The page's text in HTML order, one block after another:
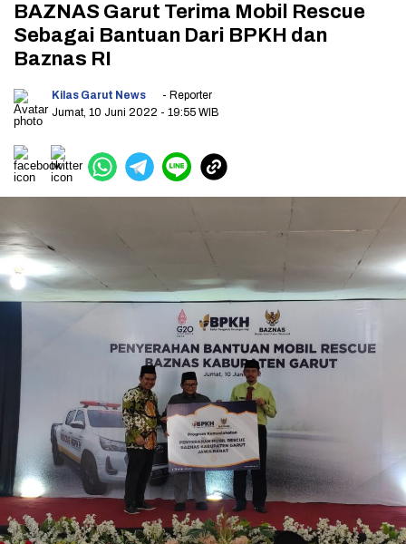
BAZNAS Garut Terima Mobil Rescue
Sebagai Bantuan Dari BPKH dan
Baznas RI
Kilas Garut News
- Reporter
Jumat, 10 Juni 2022 - 19:55 WIB